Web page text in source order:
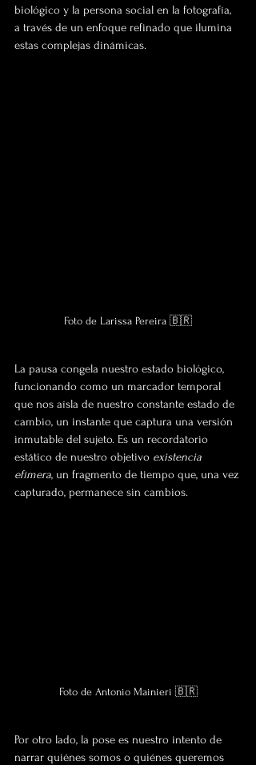
biológico y la persona social en la fotografía,
a través de un enfoque refinado que ilumina
estas complejas dinámicas.
Foto de Larissa Pereira 🇧🇷
La pausa congela nuestro estado biológico,
funcionando como un marcador temporal
que nos aísla de nuestro constante estado de
cambio, un instante que captura una versión
inmutable del sujeto. Es un recordatorio
estático de nuestro objetivo existencia
efímera, un fragmento de tiempo que, una vez
capturado, permanece sin cambios.
Foto de Antonio Mainieri 🇧🇷
Por otro lado, la pose es nuestro intento de
narrar quiénes somos o quiénes queremos